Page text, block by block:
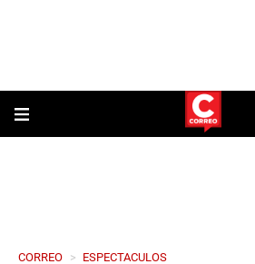
CORREO > ESPECTACULOS